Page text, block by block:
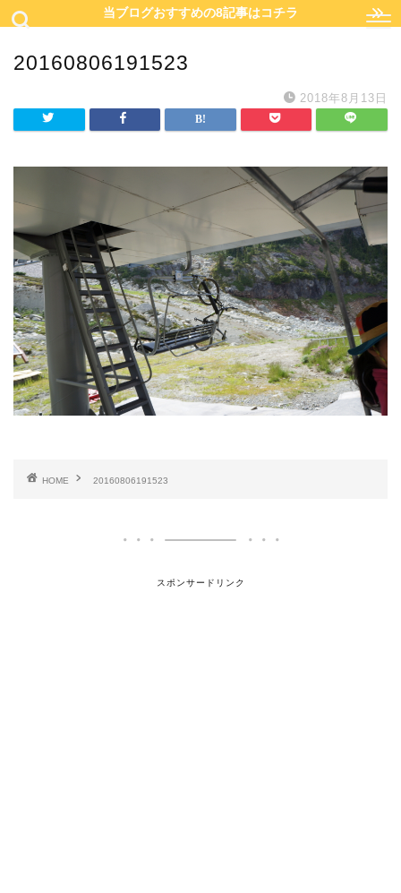
当ブログおすすめの8記事はコチラ
20160806191523
2018年8月13日
HOME 20160806191523
スポンサードリンク